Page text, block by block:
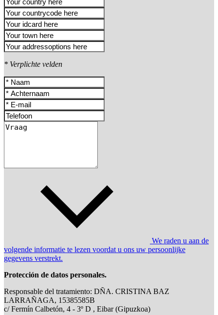
* Verplichte velden
We raden u aan de
volgende informatie te lezen voordat u ons uw persoonlijke
gegevens verstrekt.
Protección de datos personales.
Responsable del tratamiento: DÑA. CRISTINA BAZ
LARRAÑAGA, 15385585B
c/ Fermín Calbetón, 4 - 3º D , Eibar (Gipuzkoa)